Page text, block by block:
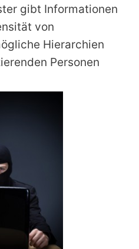
gibt Informationen
von
Hierarchien
Personen